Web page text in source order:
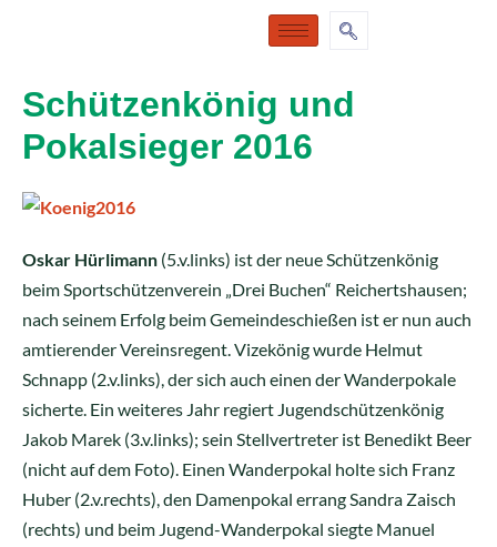
Schützenkönig und
Pokalsieger 2016
Oskar Hürlimann (5.v.links) ist der neue Schützenkönig
beim Sportschützenverein „Drei Buchen“ Reichertshausen;
nach seinem Erfolg beim Gemeindeschießen ist er nun auch
amtierender Vereinsregent. Vizekönig wurde Helmut
Schnapp (2.v.links), der sich auch einen der Wanderpokale
sicherte. Ein weiteres Jahr regiert Jugendschützenkönig
Jakob Marek (3.v.links); sein Stellvertreter ist Benedikt Beer
(nicht auf dem Foto). Einen Wanderpokal holte sich Franz
Huber (2.v.rechts), den Damenpokal errang Sandra Zaisch
(rechts) und beim Jugend-Wanderpokal siegte Manuel